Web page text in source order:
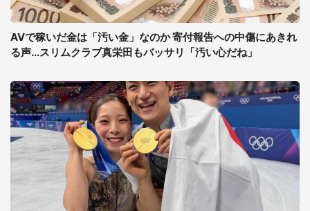
AVで稼いだ金は「汚い金」なのか 寄付報告への中傷にあきれ
る声...スリムクラブ真栄田もバッサリ「汚い心だね」